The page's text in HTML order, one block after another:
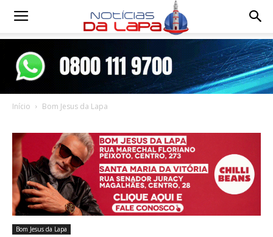
Notícias
Início Bom Jesus da Lapa
Bom Jesus da Lapa